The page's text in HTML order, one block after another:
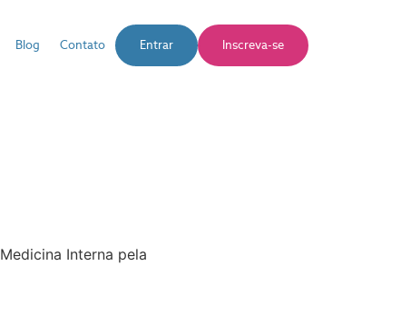
Blog Contato Entrar Inscreva-se
Interna pela